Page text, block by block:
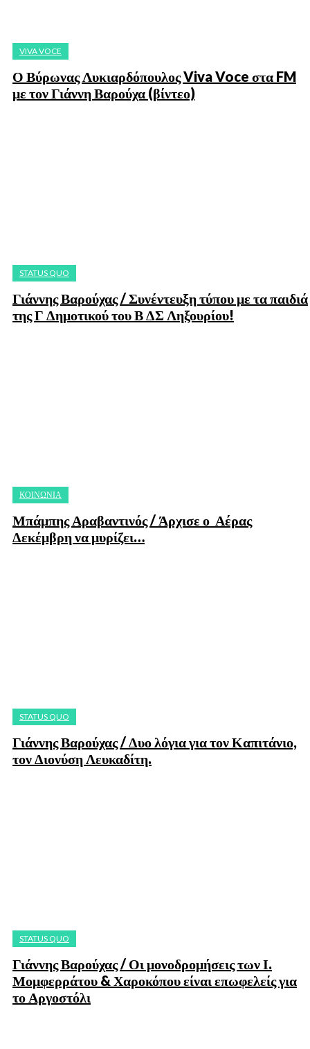
VIVA VOCE
Ο Βύρωνας Λυκιαρδόπουλος Viva Voce στα FM
με τον Γιάννη Βαρούχα (βίντεο)
STATUS QUO
Γιάννης Βαρούχας / Συνέντευξη τύπου με τα παιδιά
της Γ Δημοτικού του Β ΔΣ Ληξουρίου!
ΚΟΙΝΩΝΙΑ
Μπάμπης Αραβαντινός / Άρχισε ο Αέρας
Δεκέμβρη να μυρίζει…
STATUS QUO
Γιάννης Βαρούχας / Δυο λόγια για τον Καπιτάνιο,
τον Διονύση Λευκαδίτη.
STATUS QUO
Γιάννης Βαρούχας / Οι μονοδρομήσεις των Ι.
Μομφερράτου & Χαροκόπου είναι επωφελείς για
το Αργοστόλι